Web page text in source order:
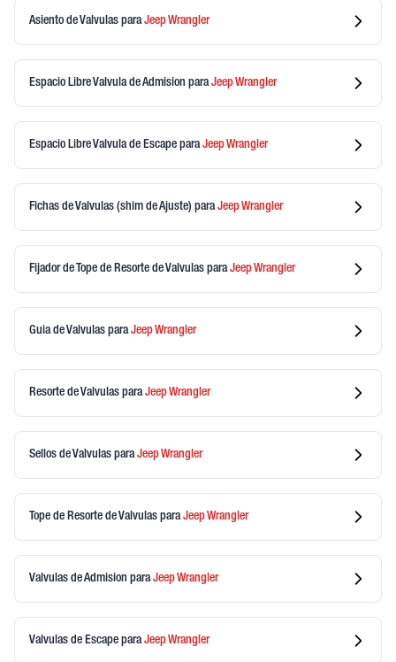
Asiento de Valvulas paraJeepWrangler
Espacio Libre Valvula de Admision paraJeepWrangler
Espacio Libre Valvula de Escape paraJeepWrangler
Fichas de Valvulas (shim de Ajuste) paraJeepWrangler
Fijador de Tope de Resorte de Valvulas paraJeepWrangler
Guia de Valvulas paraJeepWrangler
Resorte de Valvulas paraJeepWrangler
Sellos de Valvulas paraJeepWrangler
Tope de Resorte de Valvulas paraJeepWrangler
Valvulas de Admision paraJeepWrangler
Valvulas de Escape paraJeepWrangler